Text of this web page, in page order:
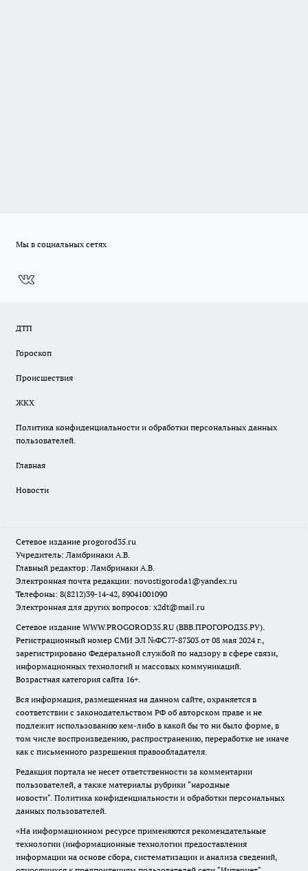
Мы в социальных сетях
ДТП
Гороскоп
Происшествия
ЖКХ
Политика конфиденциальности и обработки персональных данных
пользователей.
Главная
Новости
Сетевое издание progorod35.ru
Учредитель: Ламбринаки А.В.
Главный редактор: Ламбринаки А.В.
Электронная почта редакции: novostigoroda1@yandex.ru
Телефоны: 8(8212)39-14-42, 89041001090
Электронная для других вопросов: x2dt@mail.ru
Сетевое издание WWW.PROGOROD35.RU (ВВВ.ПРОГОРОД35.РУ).
Регистрационный номер СМИ ЭЛ №ФС77-87303 от 08 мая 2024 г.,
зарегистрировано Федеральной службой по надзору в сфере связи,
информационных технологий и массовых коммуникаций.
Возрастная категория сайта 16+.
Вся информация, размещенная на данном сайте, охраняется в
соответствии с законодательством РФ об авторском праве и не
подлежит использованию кем-либо в какой бы то ни было форме, в
том числе воспроизведению, распространению, переработке не иначе
как с письменного разрешения правообладателя.
Редакция портала не несет ответственности за комментарии
пользователей, а также материалы рубрики "народные
новости". Политика конфиденциальности и обработки персональных
данных пользователей.
«На информационном ресурсе применяются рекомендательные
технологии (информационные технологии предоставления
информации на основе сбора, систематизации и анализа сведений,